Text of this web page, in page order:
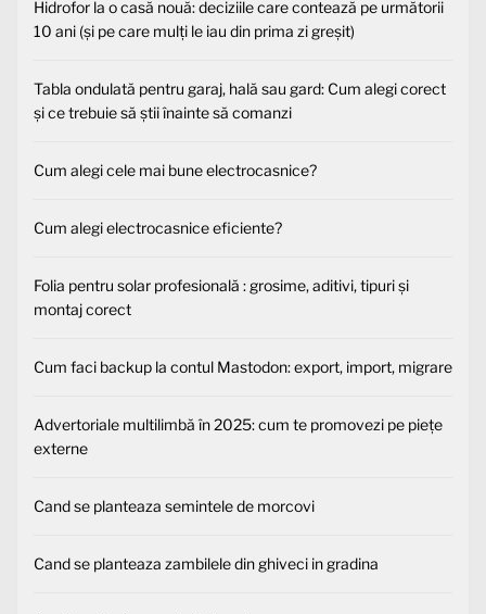
Hidrofor la o casă nouă: deciziile care contează pe următorii
10 ani (și pe care mulți le iau din prima zi greșit)
Tabla ondulată pentru garaj, hală sau gard: Cum alegi corect
și ce trebuie să știi înainte să comanzi
Cum alegi cele mai bune electrocasnice?
Cum alegi electrocasnice eficiente?
Folia pentru solar profesională : grosime, aditivi, tipuri și
montaj corect
Cum faci backup la contul Mastodon: export, import, migrare
Advertoriale multilimbă în 2025: cum te promovezi pe piețe
externe
Cand se planteaza semintele de morcovi
Cand se planteaza zambilele din ghiveci in gradina